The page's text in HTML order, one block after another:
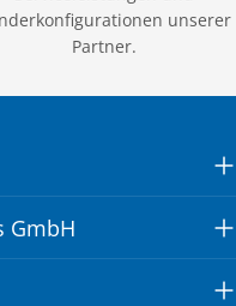
unserer
Partner.
GmbH